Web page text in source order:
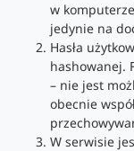
w
jedynie na
Hasła
hashowanej.
– nie jest
obecnie
W serwisie